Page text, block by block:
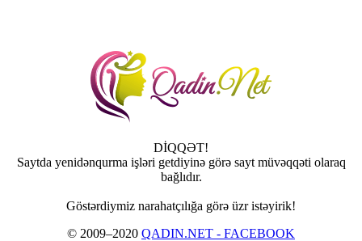
DİQQƏT!
Saytda yenidənqurma işləri getdiyinə görə sayt müvəqqəti olaraq
bağlıdır.
Göstərdiymiz narahatçılığa görə üzr istəyirik!
© 2009–2020 QADIN.NET - FACEBOOK